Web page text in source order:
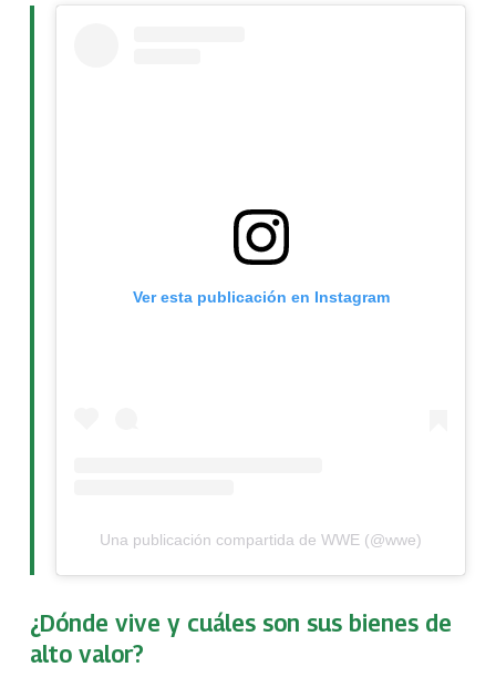
Ver esta publicación en Instagram
Una publicación compartida de WWE (@wwe)
¿Dónde vive y cuáles son sus bienes de
alto valor?